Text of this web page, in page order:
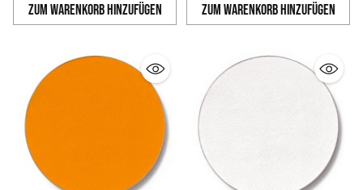
Zum Warenkorb hinzufügen
Anzahl
Zum Warenkorb hinzufügen
Anzahl